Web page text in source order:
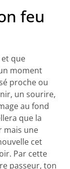
feu
et que
moment
proche ou
un sourire,
au fond
que la
mais une
cet
Par cette
passeur, ton